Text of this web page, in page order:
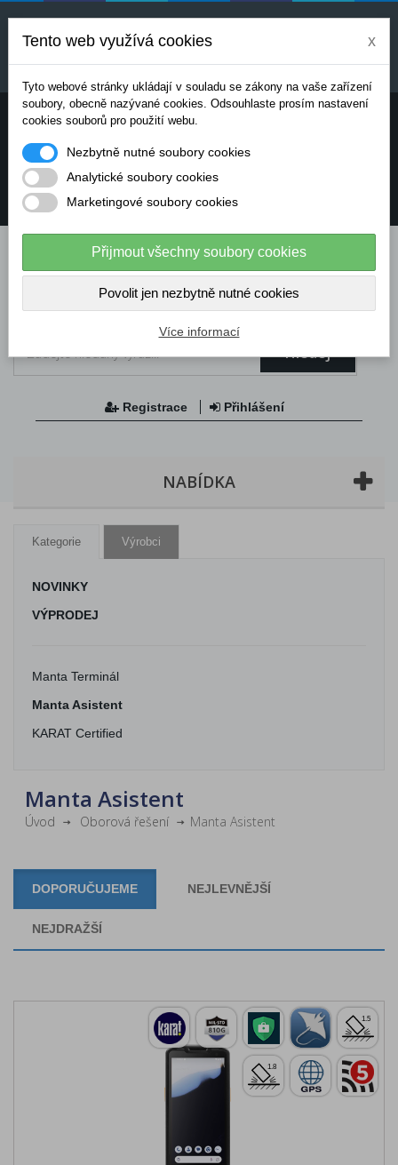
Uvedené ceny jsou orientační a mohou se měnit v
závislosti na aktuálních cenách výrobců a
dodavatelů. Pro přesnou cenovou nabídku prosím
Potřebujete poradit? Chcete objednávat telefonicky:
info@dataflex-security.com
Hledej
Registrace Přihlášení
NABÍDKA
Kategorie Výrobci
NOVINKY
VÝPRODEJ
Manta Terminál
Manta Asistent
KARAT Certified
Manta Asistent
Úvod Oborová řešení Manta Asistent
DOPORUČUJEME NEJLEVNĚJŠÍ
NEJDRAŽŠÍ
Tento web využívá cookies x
Tyto webové stránky ukládají v souladu se zákony na vaše zařízení
soubory, obecně nazývané cookies. Odsouhlaste prosím nastavení
cookies souborů pro použití webu.
Nezbytně nutné soubory cookies
Analytické soubory cookies
Marketingové soubory cookies
Přijmout všechny soubory cookies
Povolit jen nezbytně nutné cookies
Více informací